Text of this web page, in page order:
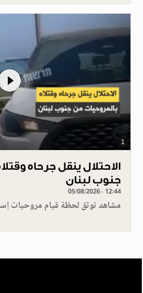
1
الاحتلال ينقل جرحاه
جنوب لبنان
05/08/2026 - 12:44
مشاهد توثق لحظة قيام مروحيات